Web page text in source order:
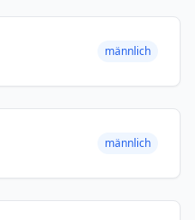
männlich
männlich